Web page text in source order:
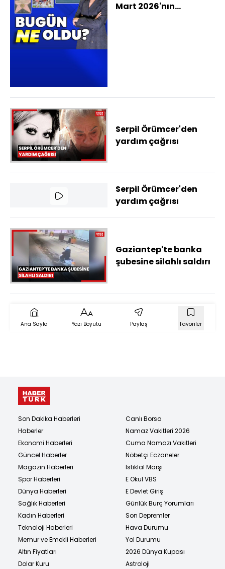
Mart 2026'nın
Serpil Örümcer'den
yardım çağrısı
Serpil Örümcer'den
yardım çağrısı
Gaziantep'te banka
şubesine silahlı saldırı
Ana Sayfa Yazı Boyutu Paylaş Favoriler
Son Dakika Haberleri
Haberler
Ekonomi Haberleri
Güncel Haberler
Magazin Haberleri
Spor Haberleri
Dünya Haberleri
Sağlık Haberleri
Kadın Haberleri
Teknoloji Haberleri
Memur ve Emekli Haberleri
Altın Fiyatları
Dolar Kuru
Canlı Borsa
Namaz Vakitleri 2026
Cuma Namazı Vakitleri
Nöbetçi Eczaneler
İstiklal Marşı
E Okul VBS
E Devlet Giriş
Günlük Burç Yorumları
Son Depremler
Hava Durumu
Yol Durumu
2026 Dünya Kupası
Astroloji